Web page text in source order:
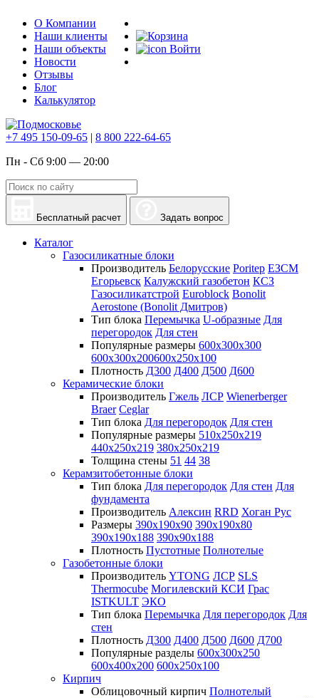
О Компании
Наши клиенты
Наши объекты
Новости
Отзывы
Блог
Калькулятор
Войти
+7 495 150-09-65 | 8 800 222-64-65
Пн - Сб 9:00 — 20:00
Бесплатный расчет Задать вопрос
Каталог
Газосиликатные блоки
Производитель Белорусские Poritep ЕЗСМ
Егорьевск Калужский газобетон КСЗ
Газосиликатстрой Euroblock Bonolit
Aerostone (Bonolit Дмитров)
Тип блока Перемычка U-образные Для
перегородок Для стен
Популярные размеры 600х300х300
600х300х200600х250х100
Плотность Д300 Д400 Д500 Д600
Керамические блоки
Производитель Гжель ЛСР Wienerberger
Braer Ceglar
Тип блока Для перегородок Для стен
Популярные размеры 510х250х219
440х250х219 380х250х219
Толщина стены 51 44 38
Керамзитобетонные блоки
Тип блока Для перегородок Для стен Для
фундамента
Производитель Алексин RRD Хоган Рус
Размеры 390х190х90 390х190х80
390х190х188 390х90х188
Плотность Пустотные Полнотелые
Газобетонные блоки
Производитель YTONG ЛСР SLS
Thermocube Могилевский КСИ Грас
ISTKULT ЭКО
Тип блока Перемычка Для перегородок Для
стен
Плотность Д300 Д400 Д500 Д600 Д700
Популярные разделы 600х300х250
600х400х200 600х250х100
Кирпич
Облицовочный кирпич Полнотелый